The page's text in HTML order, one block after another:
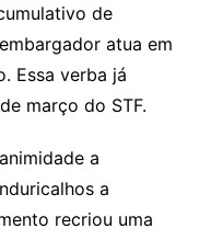
de
atua em
Essa verba já
março do STF.
a
a
recriou uma